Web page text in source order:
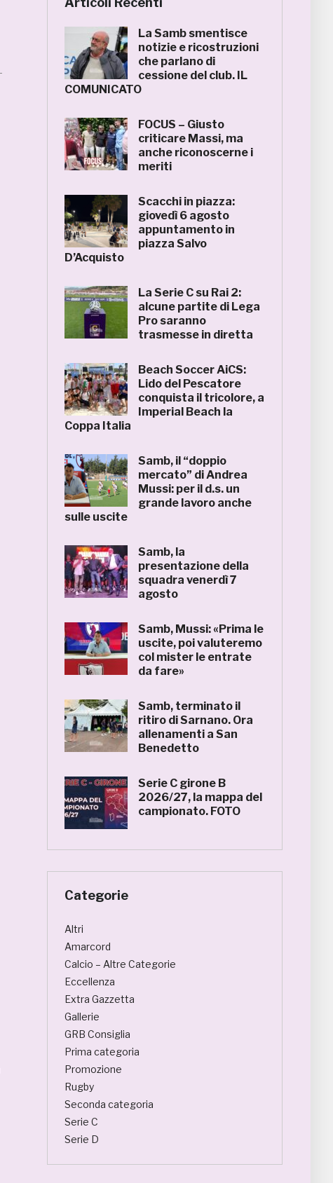
La Samb smentisce
notizie e ricostruzioni
che parlano di
cessione del club. IL
COMUNICATO
FOCUS – Giusto
criticare Massi, ma
anche riconoscerne i
meriti
Scacchi in piazza:
giovedì 6 agosto
appuntamento in
piazza Salvo
D’Acquisto
La Serie C su Rai 2:
alcune partite di Lega
Pro saranno
trasmesse in diretta
Beach Soccer AiCS:
Lido del Pescatore
conquista il tricolore, a
Imperial Beach la
Coppa Italia
Samb, il “doppio
mercato” di Andrea
Mussi: per il d.s. un
grande lavoro anche
sulle uscite
Samb, la
presentazione della
squadra venerdì 7
agosto
Samb, Mussi: «Prima le
uscite, poi valuteremo
col mister le entrate
da fare»
Samb, terminato il
ritiro di Sarnano. Ora
allenamenti a San
Benedetto
Serie C girone B
2026/27, la mappa del
campionato. FOTO
Categorie
Altri
Amarcord
Calcio – Altre Categorie
Eccellenza
Extra Gazzetta
Gallerie
GRB Consiglia
Prima categoria
Promozione
Rugby
Seconda categoria
Serie C
Serie D